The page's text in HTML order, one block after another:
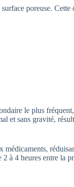
poreuse.
le plus
et sans gravité,
médicaments,
à 4 heures entre la